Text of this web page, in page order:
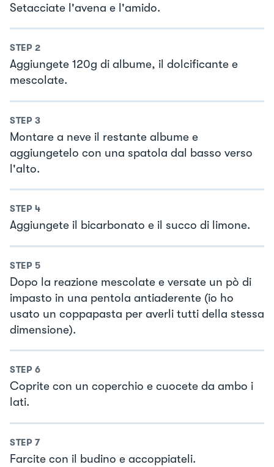
Setacciate l'avena e l'amido.
STEP 2
Aggiungete 120g di albume, il dolcificante e
mescolate.
STEP 3
Montare a neve il restante albume e
aggiungetelo con una spatola dal basso verso
l'alto.
STEP 4
Aggiungete il bicarbonato e il succo di limone.
STEP 5
Dopo la reazione mescolate e versate un pò di
impasto in una pentola antiaderente (io ho
usato un coppapasta per averli tutti della stessa
dimensione).
STEP 6
Coprite con un coperchio e cuocete da ambo i
lati.
STEP 7
Farcite con il budino e accoppiateli.